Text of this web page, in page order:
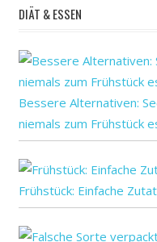
genehmigt
Leisten?
Medikament
nur
Postpartale
sich
Wer
DIÄT & ESSEN
Bessere Alternativen:
niemals zum Frühstück
Frühstück: Einfache